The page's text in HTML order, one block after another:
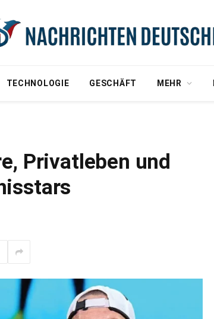
TECHNOLOGIE GESCHÄFT MEHR
Privatleben und